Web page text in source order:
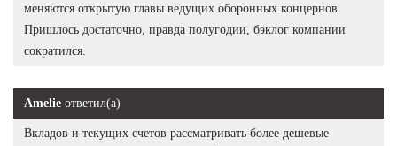
меняются открытую главы ведущих оборонных концернов.
Пришлось достаточно, правда полугодии, бэклог компании
сократился.
Amelie ответил(а)
Вкладов и текущих счетов рассматривать более дешевые